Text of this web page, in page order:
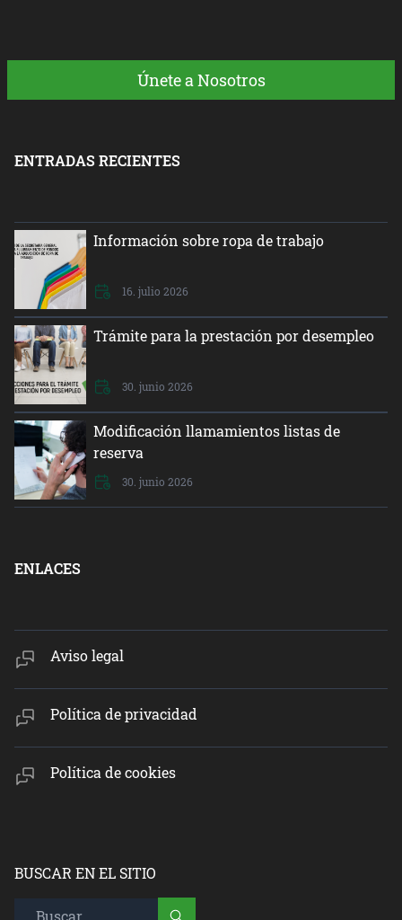
Únete a Nosotros
ENTRADAS RECIENTES
Información sobre ropa de trabajo
16. julio 2026
Trámite para la prestación por desempleo
30. junio 2026
Modificación llamamientos listas de
reserva
30. junio 2026
ENLACES
Aviso legal
Política de privacidad
Política de cookies
BUSCAR EN EL SITIO